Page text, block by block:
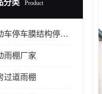
分类 Product
电动车停车膜结构停车棚
雨棚厂家
过道雨棚